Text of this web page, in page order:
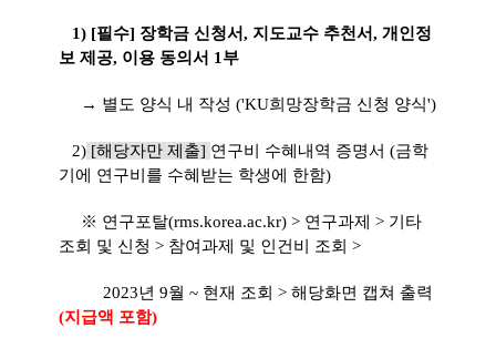
1) [필수] 장학금 신청서, 지도교수 추천서, 개인정
보 제공, 이용 동의서 1부
→ 별도 양식 내 작성 ('KU희망장학금 신청 양식')
2) [해당자만 제출] 연구비 수혜내역 증명서 (금학
기에 연구비를 수혜받는 학생에 한함)
※ 연구포탈(rms.korea.ac.kr) > 연구과제 > 기타
조회 및 신청 > 참여과제 및 인건비 조회 >
2023년 9월 ~ 현재 조회 > 해당화면 캡쳐 출력
(지급액 포함)